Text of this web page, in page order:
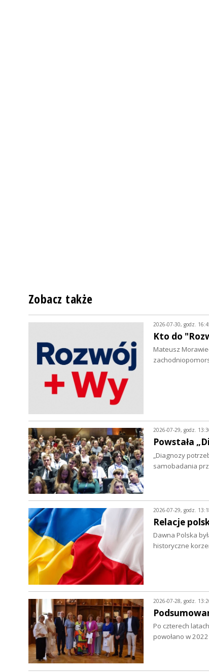
Zobacz także
2026-07-30, godz.
Kto do
Mateusz
2026-07-29, godz.
Powstała
„Diagnozy
samobadania
2026-07-29, godz.
Relacje
Dawna Polska
historyczne
2026-07-28, godz.
Po czterech
powołano w